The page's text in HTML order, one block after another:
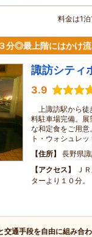
料金は1
◎最上階にはかけ流
諏訪シティ
3.9
上諏訪駅から徒
料駐車場完備。
な和定食をご用意
ト・ウォシュレ
住所
長野県
アクセス
Ｊ
ターより１０分。
交通手段を自由に組み合